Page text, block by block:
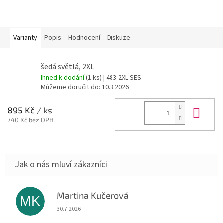
Varianty Popis Hodnocení Diskuze
šedá světlá, 2XL
Ihned k dodání(1 ks) | 483-2XL-SES
Můžeme doručit do: 10.8.2026
895 Kč / ks
740 Kč bez DPH
MK Martina Kučerová
Hodnocení obchodu je 5 z 5 hvězdiček.
30.7.2026